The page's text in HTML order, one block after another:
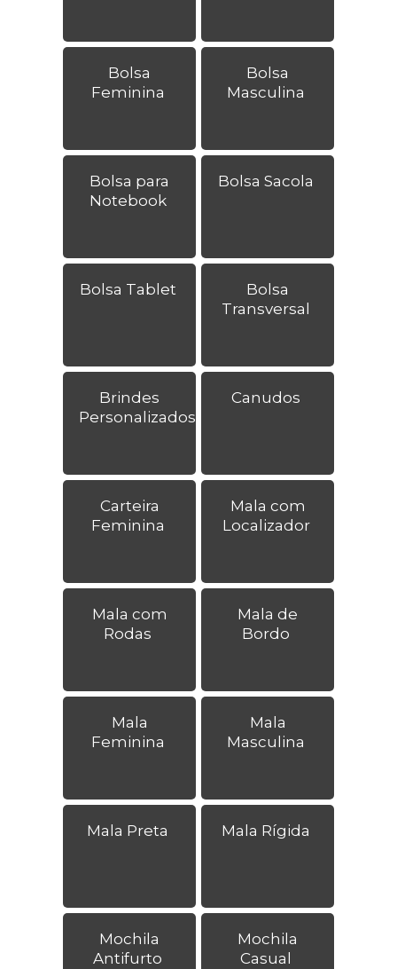
Bolsa
Feminina
Bolsa
Masculina
Bolsa para
Notebook
Bolsa Sacola
Bolsa Tablet
Bolsa
Transversal
Brindes
Personalizados
Canudos
Carteira
Feminina
Mala com
Localizador
Mala com
Rodas
Mala de
Bordo
Mala
Feminina
Mala
Masculina
Mala Preta Mala Rígida
Mochila
Antifurto
Mochila
Casual